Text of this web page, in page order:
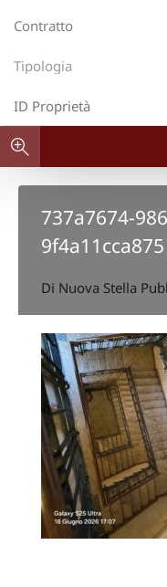
Contratto
Tipologia
737a7674-
9f4a11cca875
Di Nuova Stella